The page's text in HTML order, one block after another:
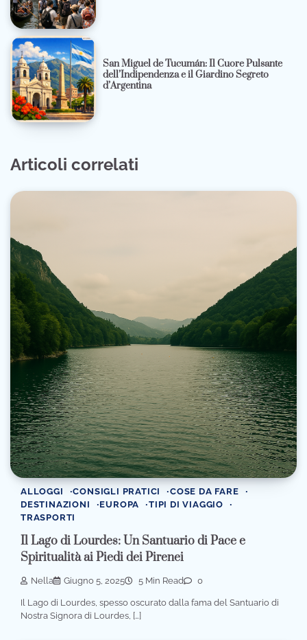
San Miguel de Tucumán: Il Cuore Pulsante
dell’Indipendenza e il Giardino Segreto
d’Argentina
Articoli correlati
ALLOGGI CONSIGLI PRATICI
COSE DA FARE
DESTINAZIONI
EUROPA
TIPI DI VIAGGIO
TRASPORTI
Il Lago di Lourdes: Un Santuario di Pace e
Spiritualità ai Piedi dei Pirenei
Nella Giugno 5, 2025 5 Min Read 0
Il Lago di Lourdes, spesso oscurato dalla fama del Santuario di
Nostra Signora di Lourdes, […]